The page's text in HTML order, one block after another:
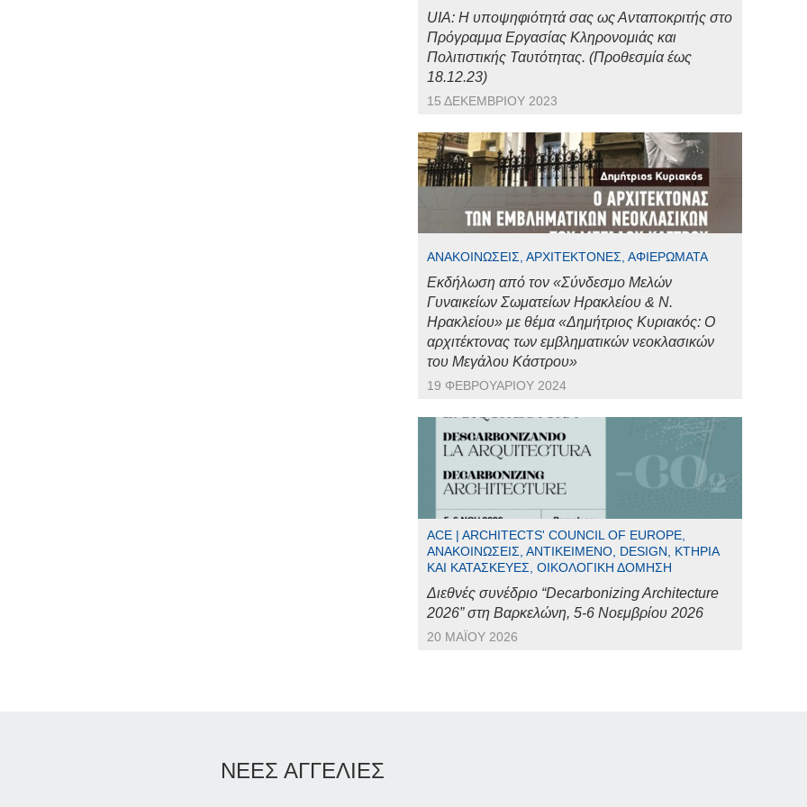
UIA: Η υποψηφιότητά σας ως Ανταποκριτής στο
Πρόγραμμα Εργασίας Κληρονομιάς και
Πολιτιστικής Ταυτότητας. (Προθεσμία έως
18.12.23)
15 ΔΕΚΕΜΒΡΊΟΥ 2023
ΑΝΑΚΟΙΝΏΣΕΙΣ, ΑΡΧΙΤΈΚΤΟΝΕΣ, ΑΦΙΕΡΏΜΑΤΑ
Εκδήλωση από τον «Σύνδεσμο Μελών
Γυναικείων Σωματείων Ηρακλείου & Ν.
Ηρακλείου» με θέμα «Δημήτριος Κυριακός: Ο
αρχιτέκτονας των εμβληματικών νεοκλασικών
του Μεγάλου Κάστρου»
19 ΦΕΒΡΟΥΑΡΊΟΥ 2024
ACE | ARCHITECTS' COUNCIL OF EUROPE,
ΑΝΑΚΟΙΝΏΣΕΙΣ, ΑΝΤΙΚΕΊΜΕΝΟ, DESIGN, ΚΤΉΡΙΑ
ΚΑΙ ΚΑΤΑΣΚΕΥΈΣ, ΟΙΚΟΛΟΓΙΚΉ ΔΌΜΗΣΗ
Διεθνές συνέδριο “Decarbonizing Architecture
2026” στη Βαρκελώνη, 5-6 Νοεμβρίου 2026
20 ΜΑΪ́ΟΥ 2026
ΝΕΕΣ ΑΓΓΕΛΙΕΣ